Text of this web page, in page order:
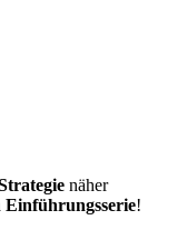
näher
Einführungsserie!